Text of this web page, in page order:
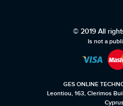
© 2019 All
Is not a
GES ONLINE
Leontiou, 163, Clerimos